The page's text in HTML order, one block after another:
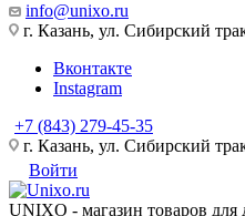
info@unixo.ru
г. Казань, ул. Сибирский
Вконтакте
Instagram
+7 (843) 279-45-35
г. Казань, ул. Сибирский
Войти
UNIXO - магазин товаров для